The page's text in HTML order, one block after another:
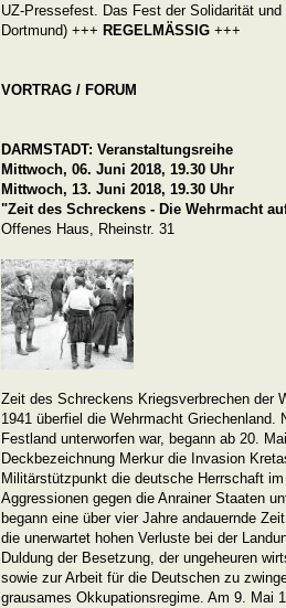
UZ-Pressefest. Das Fest der Solidarität
Dortmund) +++ REGELMÄSSIG +++
VORTRAG / FORUM
DARMSTADT: Veranstaltungsreihe
Mittwoch, 06. Juni 2018, 19.30 Uhr
Mittwoch, 13. Juni 2018, 19.30 Uhr
"Zeit des Schreckens - Die Wehrmacht
Offenes Haus, Rheinstr. 31
Zeit des Schreckens Kriegsverbrechen der
1941 überfiel die Wehrmacht Griechenland.
Festland unterworfen war, begann ab 20.
Deckbezeichnung Merkur die Invasion
Militärstützpunkt die deutsche Herrschaft
Aggressionen gegen die Anrainer Staaten
begann eine über vier Jahre andauernde
die unerwartet hohen Verluste bei der
Duldung der Besetzung, der ungeheuren
sowie zur Arbeit für die Deutschen zu
grausames Okkupationsregime. Am 9. Mai